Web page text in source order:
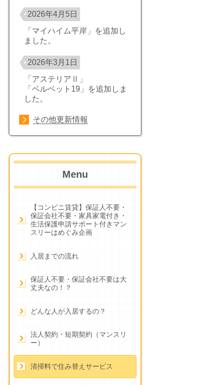
2026年4月5日
「マイハイム平岸」を追加し
ました。
2026年3月1日
「アステリアⅡ」
「ベルベット19」を追加しま
した。
その他更新情報
Menu
【コンビニ賃貸】保証人不要・
保証会社不要・家具家電付き・
生活保護申請サポート付きマン
スリーはめぐみ企画
入居までの流れ
保証人不要・保証会社不要は大
丈夫なの！？
どんな人が入居するの？
法人契約・短期契約（マンスリ
ー）
清掃料で住み替えサービス